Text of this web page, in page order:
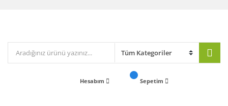
Hesabım Sepetim